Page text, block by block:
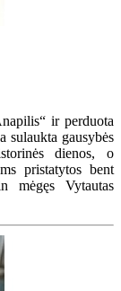
ir perduota
sulaukta gausybės
dienos, o
pristatytos bent
mėgęs Vytautas